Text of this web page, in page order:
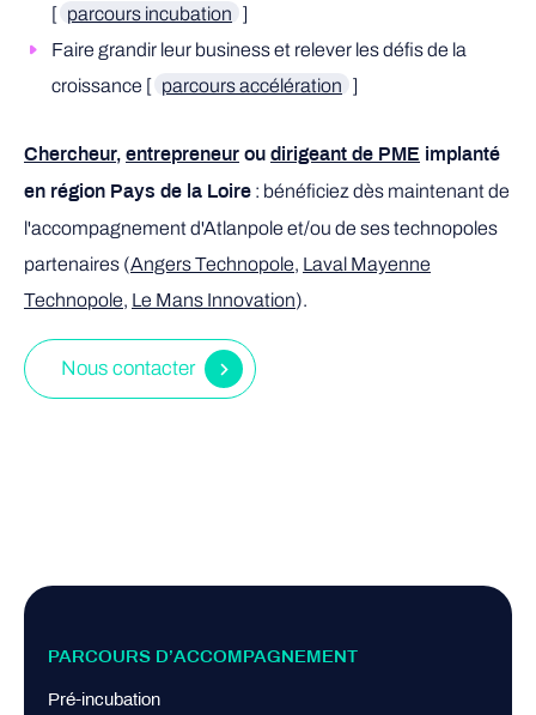
[ parcours incubation ]
Faire grandir leur business et relever les défis de la
croissance [ parcours accélération ]
Chercheur, entrepreneur ou dirigeant de PME implanté
en région Pays de la Loire : bénéficiez dès maintenant de
l'accompagnement d'Atlanpole et/ou de ses technopoles
partenaires (Angers Technopole, Laval Mayenne
Technopole, Le Mans Innovation).
Nous contacter
PARCOURS D’ACCOMPAGNEMENT
Pré-incubation